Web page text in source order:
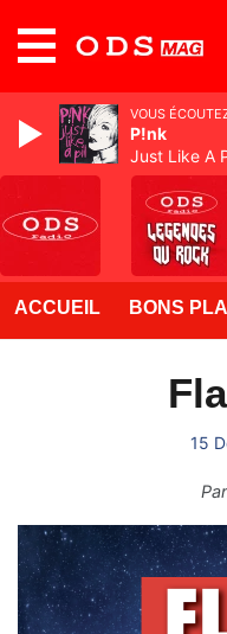
ACCUEIL BONS
15
Par
VOUS
P!nk
Just Like A